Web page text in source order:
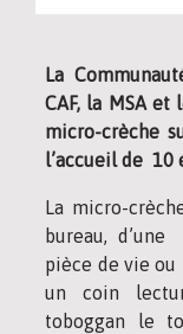
La
CAF, la MSA et
micro-crèche
l’accueil de 10
La micro-
bureau,
pièce de vie ou
un coin
toboggan le